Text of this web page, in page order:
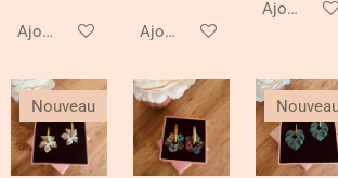
Ajouter au panierAjouter au panier
Ajouter au
Nouveau